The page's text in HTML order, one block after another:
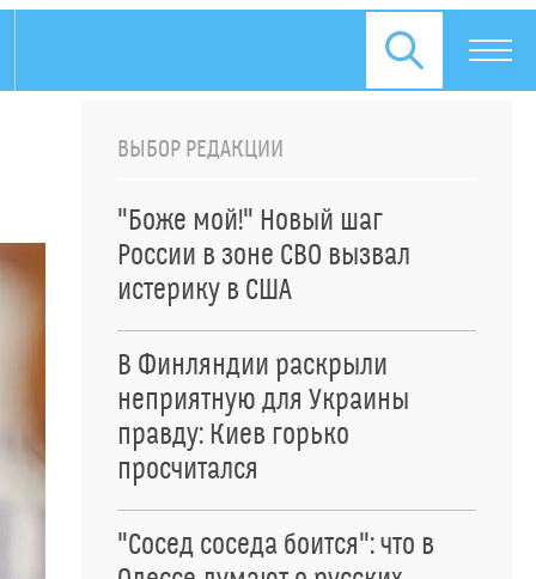
ВЫБОР РЕДАКЦИИ
"Боже мой!" Новый шаг
России в зоне СВО вызвал
истерику в США
В Финляндии раскрыли
неприятную для Украины
правду: Киев горько
просчитался
"Сосед соседа боится": что в